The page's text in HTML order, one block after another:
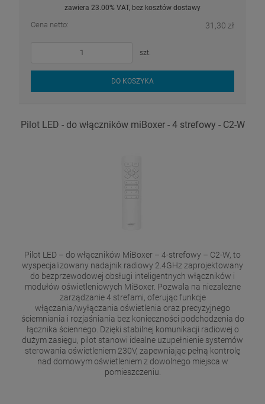
zawiera 23.00% VAT, bez kosztów dostawy
Cena netto: 31,30 zł
szt.
DO KOSZYKA
Pilot LED - do włączników miBoxer - 4 strefowy - C2-W
Pilot LED – do włączników MiBoxer – 4-strefowy – C2-W, to
wyspecjalizowany nadajnik radiowy 2.4GHz zaprojektowany
do bezprzewodowej obsługi inteligentnych włączników i
modułów oświetleniowych MiBoxer. Pozwala na niezależne
zarządzanie 4 strefami, oferując funkcje
włączania/wyłączania oświetlenia oraz precyzyjnego
ściemniania i rozjaśniania bez konieczności podchodzenia do
łącznika ściennego. Dzięki stabilnej komunikacji radiowej o
dużym zasięgu, pilot stanowi idealne uzupełnienie systemów
sterowania oświetleniem 230V, zapewniając pełną kontrolę
nad domowym oświetleniem z dowolnego miejsca w
pomieszczeniu.